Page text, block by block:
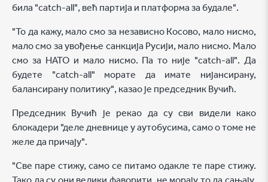
била "catch-all", већ партија и платформа за будале".
"То да кажу, мало смо за независно Косово, мало нисмо,
мало смо за увођење санкција Русији, мало нисмо. Мало
смо за НАТО и мало нисмо. Па то није "catch-all". Да
будете "catch-all" морате да имате нијансирану,
балансирану политику", казао је председник Вучић.
Председник Вучић је рекао да су сви видели како
блокадери "деле дневнице у аутобусима, само о томе не
желе да причају".
"Све паре стижу, само се питамо одакле те паре стижу.
Тако да су они велики фаворити, не морају то да сањају.